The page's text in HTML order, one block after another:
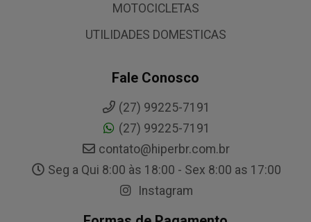
MOTOCICLETAS
UTILIDADES DOMESTICAS
Fale Conosco
(27) 99225-7191
(27) 99225-7191
contato@hiperbr.com.br
Seg a Qui 8:00 às 18:00 - Sex 8:00 as 17:00
Instagram